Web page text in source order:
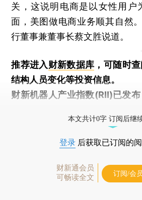
关，这说明电商是以女性用户
面，美图做电商业务顺其自然
行董事兼董事长蔡文胜说道。
推荐进入财新数据库 ，可随时
结构人员变化等投资信息。
财新机器人产业指数(RII)已发布
本文共计0字 订阅后继
登录 后获取已订阅的
财新通会员
可畅读全文
订阅/会